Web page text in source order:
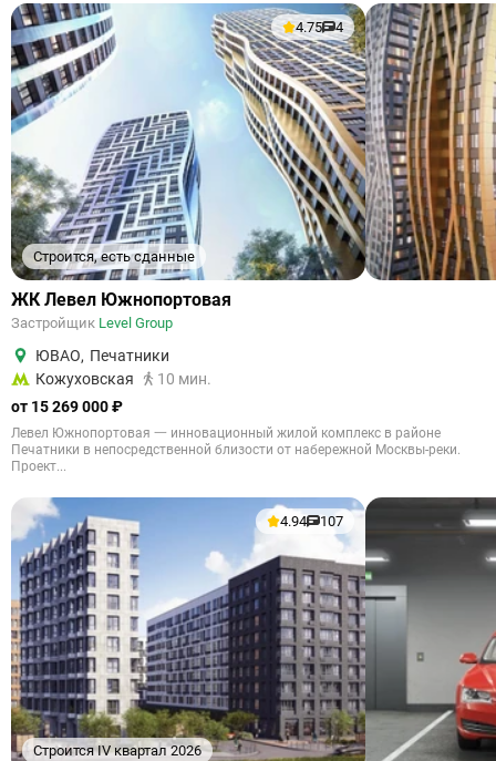
Строится, есть сданные
4.75 4
ЖК Левел Южнопортовая
Застройщик Level Group
ЮВАО, Печатники
Кожуховская
10 мин.
от 15 269 000 ₽
Левел Южнопортовая 一 инновационный жилой комплекс в районе
Печатники в непосредственной близости от набережной Москвы-реки.
Проект...
Строится IV квартал 2026
4.94 107